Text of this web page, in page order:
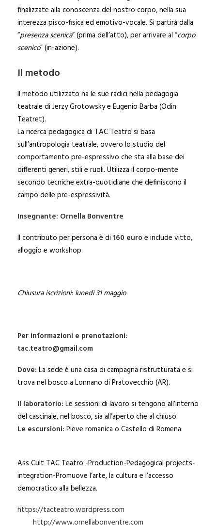
finalizzate alla conoscenza del nostro corpo, nella sua
interezza pisco-fisica ed emotivo-vocale. Si partirà dalla
“presenza scenica” (prima dell’atto), per arrivare al “corpo
scenico” (in-azione).
Il metodo
Il metodo utilizzato ha le sue radici nella pedagogia
teatrale di Jerzy Grotowsky e Eugenio Barba (Odin
Teatret).
La ricerca pedagogica di TAC Teatro si basa
sull’antropologia teatrale, ovvero lo studio del
comportamento pre-espressivo che sta alla base dei
differenti generi, stili e ruoli. Utilizza il corpo-mente
secondo tecniche extra-quotidiane che definiscono il
campo delle pre-espressività.
Insegnante: Ornella Bonventre
Il contributo per persona è di 160 euro e include vitto,
alloggio e workshop.
Chiusura iscrizioni: lunedì 31 maggio
Per informazioni e prenotazioni:
tac.teatro@gmail.com
Dove: La sede è una casa di campagna ristrutturata e si
trova nel bosco a Lonnano di Pratovecchio (AR).
Il laboratorio: Le sessioni di lavoro si tengono all’interno
del cascinale, nel bosco, sia all’aperto che al chiuso.
Le escursioni: Pieve romanica o Castello di Romena.
Ass Cult TAC Teatro -Production-Pedagogical projects-
integration-Promuove l’arte, la cultura e l’accesso
democratico alla bellezza.
https://tacteatro.wordpress.com
http://www.ornellabonventre.com